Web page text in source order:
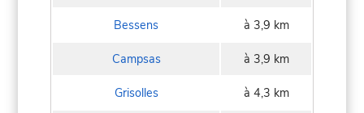
Bessens à 3,9 km
Campsas à 3,9 km
Grisolles à 4,3 km